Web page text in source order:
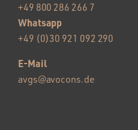
+49 800 286 266 7
Whatsapp
+49 (0)30 921 092 290
E-Mail
avgs@avocons.de